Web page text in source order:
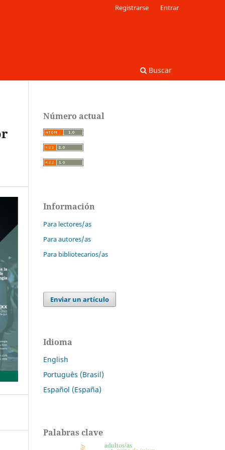
Buscar
Registrarse Entrar
Número actual
Información
Para lectores/as
Para autores/as
Para bibliotecarios/as
Enviar un artículo
Idioma
English
Português (Brasil)
Español (España)
Palabras clave
adultos/as